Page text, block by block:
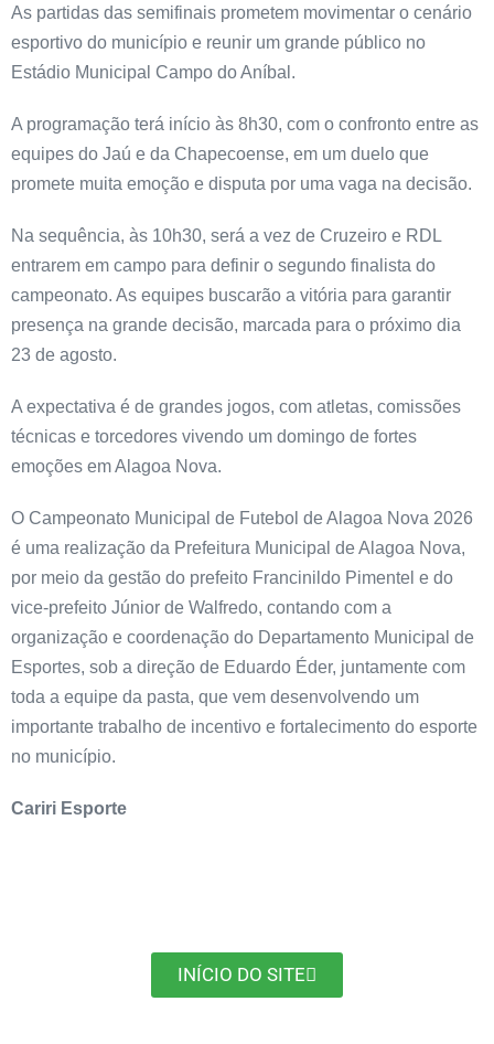
As partidas das semifinais prometem movimentar o cenário
esportivo do município e reunir um grande público no
Estádio Municipal Campo do Aníbal.
A programação terá início às 8h30, com o confronto entre as
equipes do Jaú e da Chapecoense, em um duelo que
promete muita emoção e disputa por uma vaga na decisão.
Na sequência, às 10h30, será a vez de Cruzeiro e RDL
entrarem em campo para definir o segundo finalista do
campeonato. As equipes buscarão a vitória para garantir
presença na grande decisão, marcada para o próximo dia
23 de agosto.
A expectativa é de grandes jogos, com atletas, comissões
técnicas e torcedores vivendo um domingo de fortes
emoções em Alagoa Nova.
O Campeonato Municipal de Futebol de Alagoa Nova 2026
é uma realização da Prefeitura Municipal de Alagoa Nova,
por meio da gestão do prefeito Francinildo Pimentel e do
vice-prefeito Júnior de Walfredo, contando com a
organização e coordenação do Departamento Municipal de
Esportes, sob a direção de Eduardo Éder, juntamente com
toda a equipe da pasta, que vem desenvolvendo um
importante trabalho de incentivo e fortalecimento do esporte
no município.
Cariri Esporte
INÍCIO DO SITE